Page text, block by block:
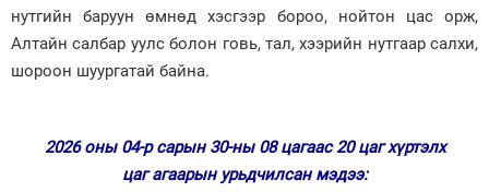
Дэлхий
нутгийн баруун өмнөд хэсгээр бороо, нойтон цас орж,
Алтайн салбар уулс болон говь, тал, хээрийн нутгаар салхи,
шороон шуургатай байна.
2026 оны 04-р сарын 30-ны 08 цагаас 20 цаг хүртэлх
цаг агаарын урьдчилсан мэдээ: